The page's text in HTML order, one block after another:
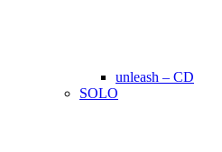
unleash – CD
SOLO